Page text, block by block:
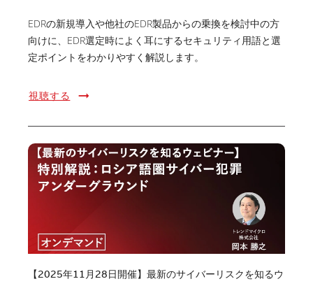
EDRの新規導入や他社のEDR製品からの乗換を検討中の方
向けに、EDR選定時によく耳にするセキュリティ用語と選
定ポイントをわかりやすく解説します。
視聴する
【2025年11月28日開催】最新のサイバーリスクを知るウ